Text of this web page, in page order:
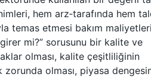
hem arz‐tarafında hem
temas etmesi bakım
mi?” sorusunu bir kalite ve
olması, kalite çeşitliliğinin
olması, piyasa